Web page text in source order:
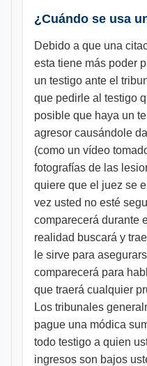
¿Cuándo se usa
Debido a que una
esta tiene más poder
un testigo ante el
que pedirle al testigo
posible que haya un
agresor causándole
(como un vídeo
fotografías de las
quiere que el juez se
vez usted no esté
comparecerá durante
realidad buscará y
le sirve para
comparecerá para
que traerá cualquier
Los tribunales
pague una módica
todo testigo a quien
ingresos son bajos